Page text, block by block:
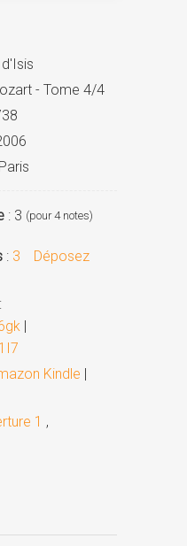
- Tome 4/4
: 3 (pour 4 notes)
: 3
Déposez
:
Kindle
1 ,